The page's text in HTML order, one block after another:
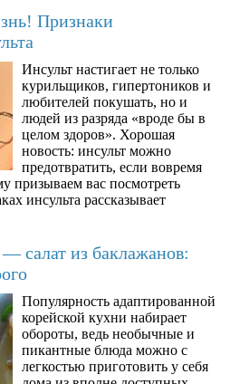
Признаки
Инсульт настигает не только
курильщиков, гипертоников и
любителей покушать, но и
людей из разряда «вроде бы в
целом здоров». Хорошая
новость: инсульт можно
предотвратить, если вовремя
призываем вас посмотреть
инсульта рассказывает
салат из баклажанов:
Популярность адаптированной
корейской кухни набирает
обороты, ведь необычные и
пикантные блюда можно с
легкостью приготовить у себя